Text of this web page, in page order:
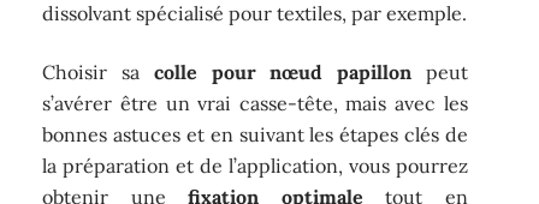
dissolvant spécialisé pour textiles, par exemple.
Choisir sa colle pour nœud papillonpeut
s’avérer être un vrai casse-tête, mais avec les
bonnes astuces et en suivant les étapes clés de
la préparation et de l’application, vous pourrez
obtenir unefixation optimale tout en